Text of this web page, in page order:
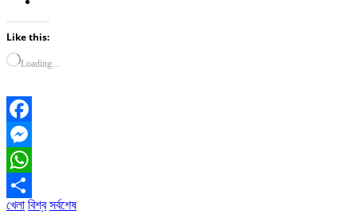
Like this:
Loading…
Facebook
Messenger
WhatsApp
Share
খেলা বিশ্ব সর্বশেষ